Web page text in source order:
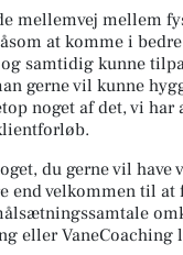
mellemvej mellem
at komme i
samtidig kunne
gerne vil kunne
noget af det, vi har
du gerne vil have
end velkommen til at
eller VaneCoaching